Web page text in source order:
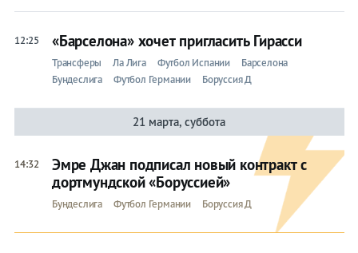
12:25 «Барселона» хочет пригласить Гирасси
Трансферы Ла Лига Футбол Испании
Барселона
Бундеслига
Футбол Германии Боруссия Д
21 марта, суббота
14:32
Эмре Джан подписал новый контракт с
дортмундской «Боруссией»
Бундеслига Футбол Германии Боруссия Д